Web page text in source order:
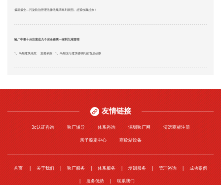
最新最全—污染防治管理法律法规清单列表图。赶紧收藏起来！
验厂中要十分注意这几个安全距离—深圳九域管理
1、高层建筑疏散： 主要依据：1、高层医疗建筑楼梯间的首层疏散...
友情链接
3c认证咨询 验厂辅导 体系咨询 深圳验厂网 清远商标注册
亲子鉴定中心 商砼站设备
首页 关于我们 验厂服务 体系服务 培训服务 管理咨询 成功案例
服务优势 联系我们